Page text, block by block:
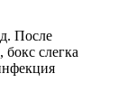
После
слегка